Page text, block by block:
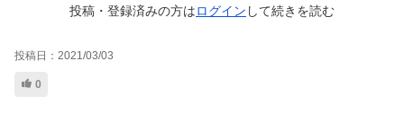
投稿・登録済みの方はログイン して続きを読む
投稿日： 2021/03/03
0